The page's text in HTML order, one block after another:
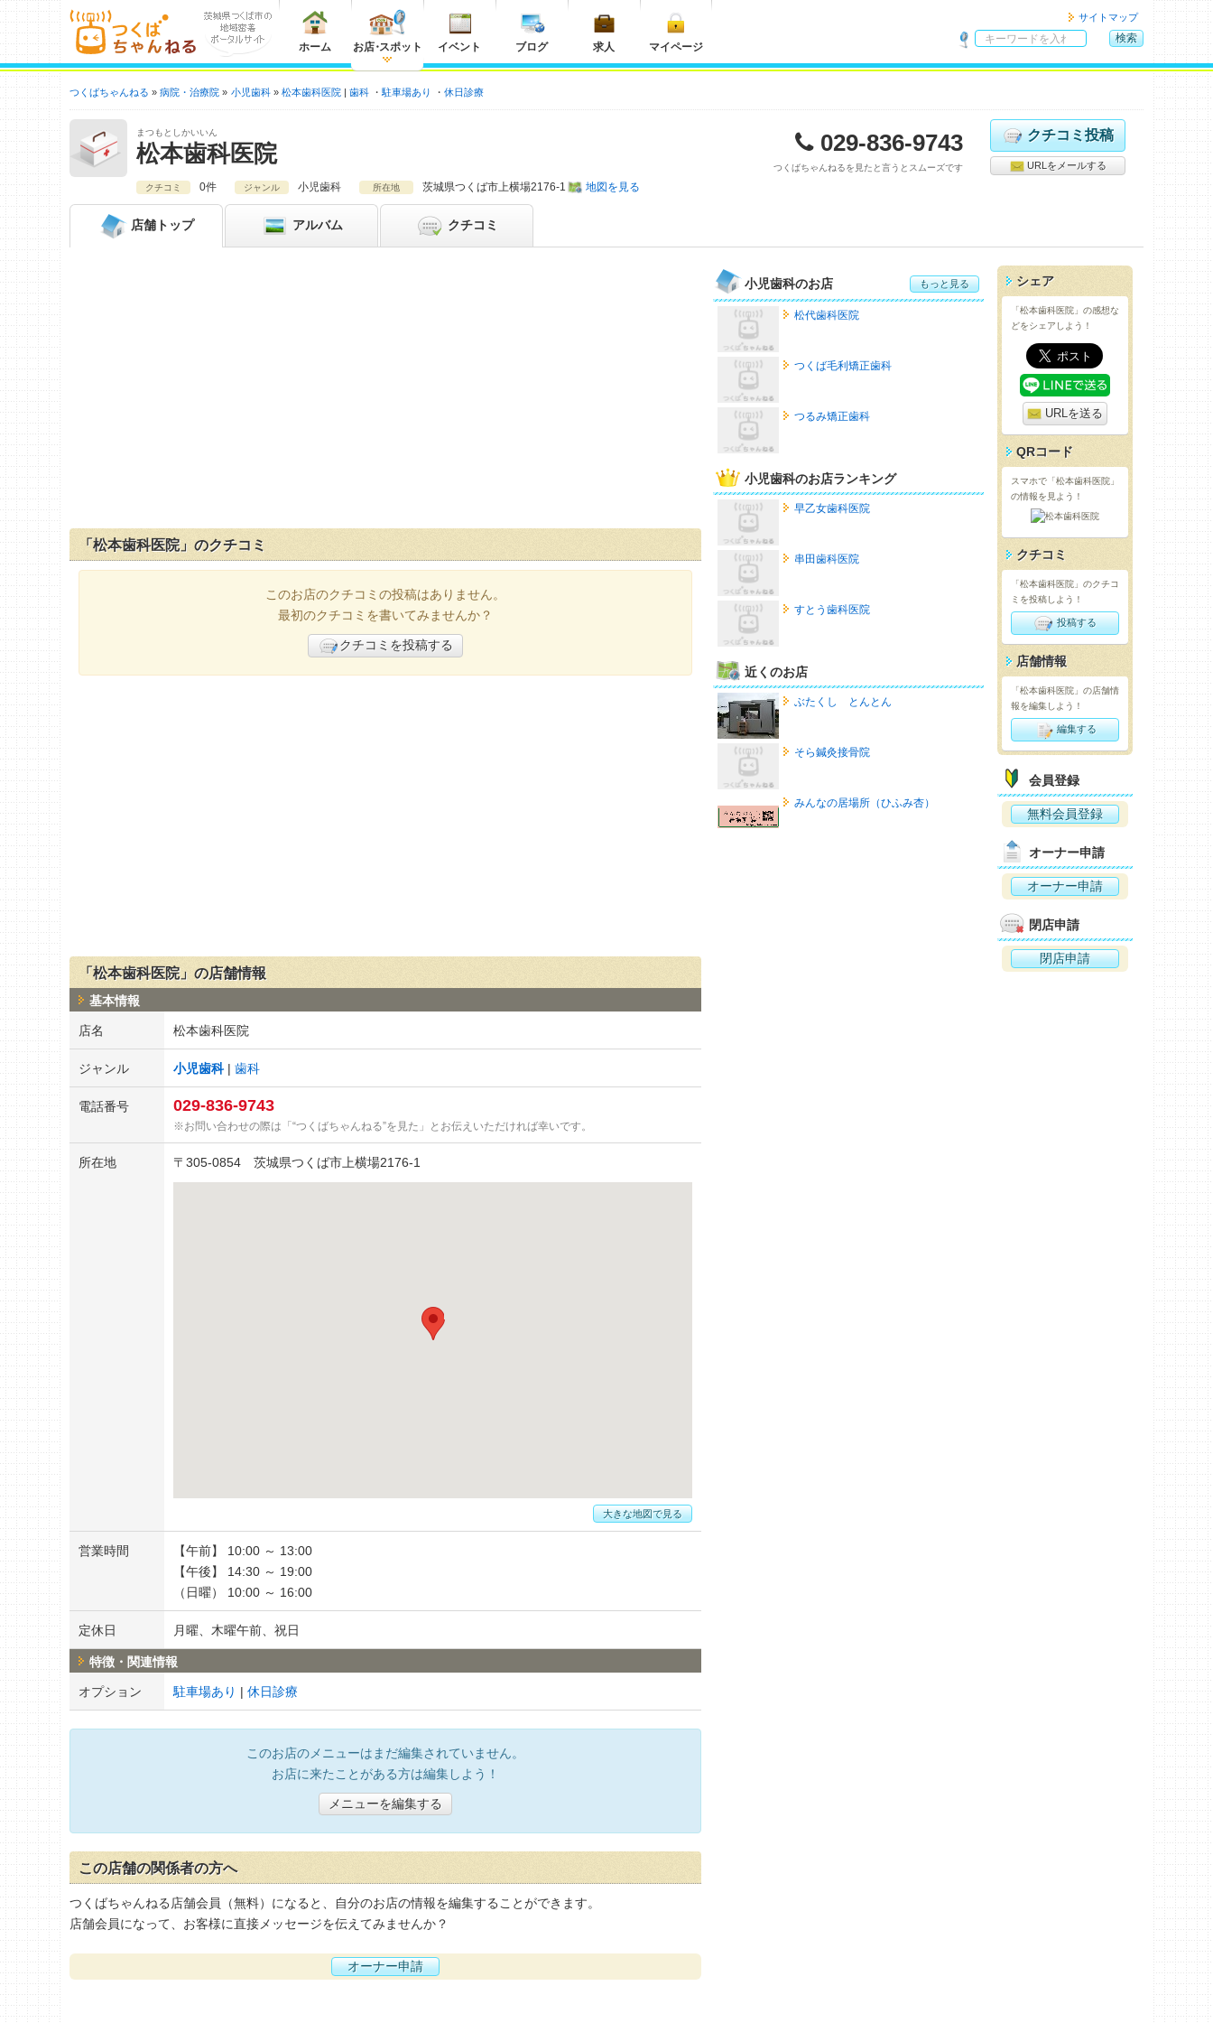
ホーム お店・スポット イベント ブログ 求人 マイページ
サイトマップ
内
索
検索
つくばちゃんねる 病院・治療院 小児歯科 松本歯科医院 歯科 駐車場あり 休日診療
まつもとしかいいん
松本歯科医院 029-836-9743
つくばちゃんねるを見たと言うとスムーズです
クチコミ投稿
URLをメールする
クチコミ 0件 ジャンル 小児歯科 所在地 茨城県つくば市上横場2176-1 地図を見る
店舗 トップ アルバム クチコミ
「松本歯科医院」のクチコミ
このお店のクチコミの投稿はありません。
最初のクチコミを書いてみませんか？
クチコミを投稿する
「松本歯科医院」の店舗情報
基本情報
店名 松本歯科医院
ジャンル 小児歯科 歯科
電話番号 029-836-9743
お問い合わせの際は「“つくばちゃんねる”を見た」とお伝えいただければ幸いです。
所在地 〒 305-0854 茨城県つくば市上横場2176-1
大きな地図で見る
営業時間
【午前】 10:00 ～ 13:00
【午後】 14:30 ～ 19:00
（日曜） 10:00 ～ 16:00
定休日 月曜、木曜午前、祝日
特徴・関連情報
オプション 駐車場あり 休日診療
このお店のメニューはまだ編集されていません。
お店に来たことがある方は編集しよう！
メニューを編集する
この店舗の関係者の方へ
つくばちゃんねる店舗会員（無料）になると、自分のお店の情報を編集することができます。
店舗会員になって、お客様に直接メッセージを伝えてみませんか？
オーナー申請
小児歯科のお店 もっと見る
松代歯科医院
つくば毛利矯正歯科
つるみ矯正歯科
小児歯科のお店ランキング
早乙女歯科医院
串田歯科医院
すとう歯科医院
近くのお店
ぶたくし とんとん
そら鍼灸接骨院
みんなの居場所（ひふみ杏）
シェア
「松本歯科医院」の感想な
どをシェアしよう！
URLを送る
QRコード
スマホで「松本歯科医院」
の情報を見よう！
クチコミ
「松本歯科医院」のクチコ
ミを投稿しよう！
投稿する
店舗情報
「松本歯科医院」の店舗情
報を編集しよう！
編集する
会員登録
無料会員登録
オーナー申請
オーナー申請
閉店申請
閉店申請